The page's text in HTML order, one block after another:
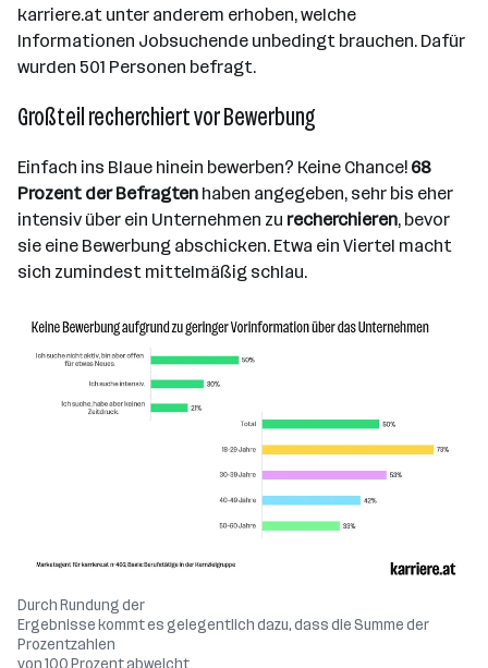
karriere.at unter anderem erhoben, welche
Informationen Jobsuchende unbedingt brauchen. Dafür
wurden 501 Personen befragt.
Großteil recherchiert vor Bewerbung
Einfach ins Blaue hinein bewerben? Keine Chance! 68
Prozent der Befragten haben angegeben, sehr bis eher
intensiv über ein Unternehmen zu recherchieren, bevor
sie eine Bewerbung abschicken. Etwa ein Viertel macht
sich zumindest mittelmäßig schlau.
Durch Rundung der
Ergebnisse kommt es gelegentlich dazu, dass die Summe der
Prozentzahlen
von 100 Prozent abweicht.